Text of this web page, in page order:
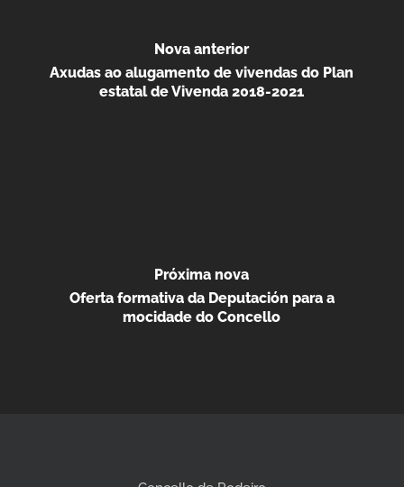
Nova anterior
Axudas ao alugamento de vivendas do Plan
estatal de Vivenda 2018-2021
Próxima nova
Oferta formativa da Deputación para a
mocidade do Concello